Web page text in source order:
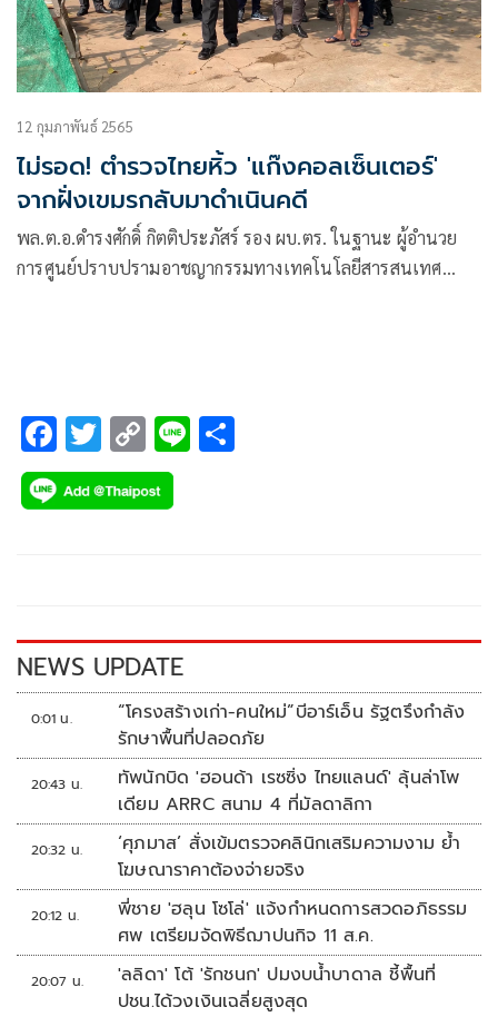
12 กุมภาพันธ์ 2565
ไม่รอด! ตำรวจไทยหิ้ว 'แก๊งคอลเซ็นเตอร์'
จากฝั่งเขมรกลับมาดำเนินคดี
พล.ต.อ.ดำรงศักดิ์ กิตติประภัสร์ รอง ผบ.ตร. ในฐานะ ผู้อำนวย
การศูนย์ปราบปรามอาชญากรรมทางเทคโนโลยีสารสนเทศ
F
ac
e
k
T
wi
tt
C
o
p
k
Li
NEWS UPDATE
0:01 น.
“โครงสร้างเก่า-คนใหม่”บีอาร์เอ็น รัฐตรึงกำลัง
รักษาพื้นที่ปลอดภัย
20:43 น.
ทัพนักบิด 'ฮอนด้า เรซซิ่ง ไทยแลนด์' ลุ้นล่าโพ
เดียม ARRC สนาม 4 ที่มัลดาลิกา
20:32 น.
‘ศุภมาส’ สั่งเข้มตรวจคลินิกเสริมความงาม ย้ำ
โฆษณาราคาต้องจ่ายจริง
20:12 น.
พี่ชาย 'ฮลุน โซโล่' แจ้งกำหนดการสวดอภิธรรม
ศพ เตรียมจัดพิธีฌาปนกิจ 11 ส.ค.
20:07 น.
'ลลิดา' โต้ 'รักชนก' ปมงบน้ำบาดาล ชี้พื้นที่
ปชน.ได้วงเงินเฉลี่ยสูงสุด